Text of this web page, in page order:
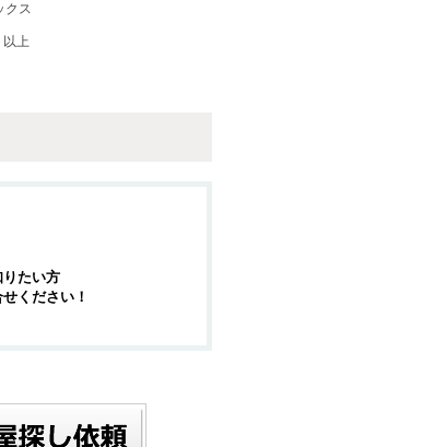
クス
上
たい方
ください！